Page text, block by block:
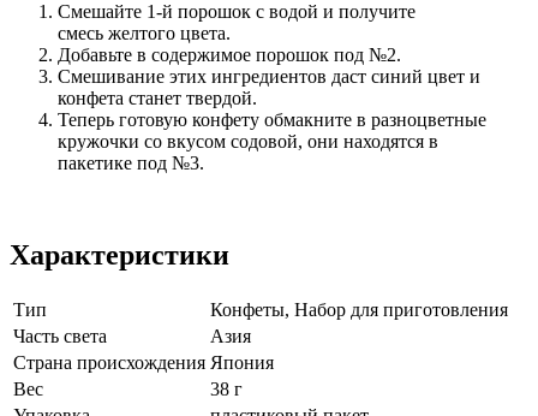
Смешайте 1-й порошок с водой и получите
смесь желтого цвета.
Добавьте в содержимое порошок под №2.
Смешивание этих ингредиентов даст синий цвет и
конфета станет твердой.
Теперь готовую конфету обмакните в разноцветные
кружочки со вкусом содовой, они находятся в
пакетике под №3.
Характеристики
Тип
Конфеты, Набор для приготовления
Часть света
Азия
Страна происхождения Япония
Вес
38 г